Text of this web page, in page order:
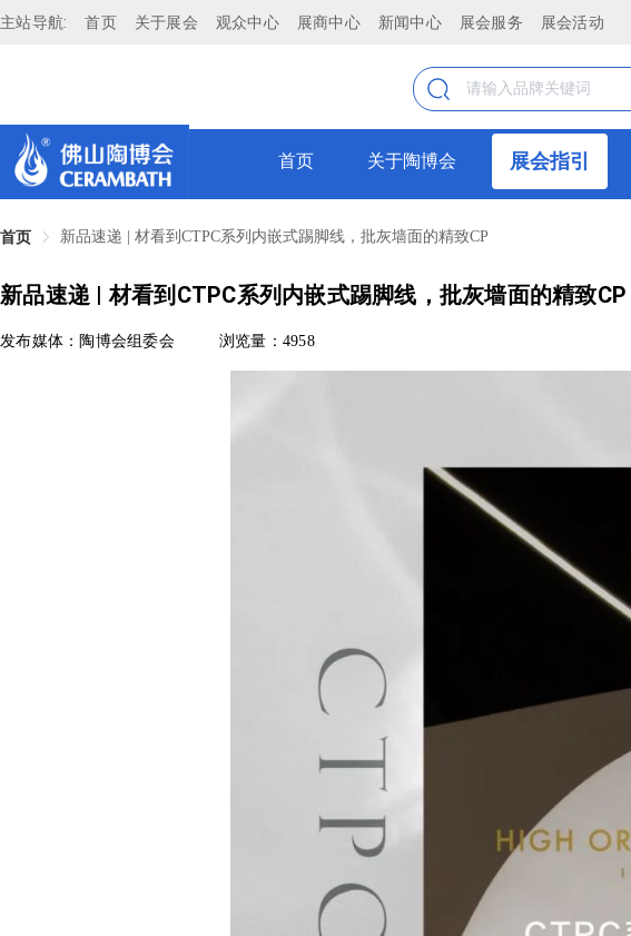
主站导航: 首页 关于展会 观众中心 展商中心 新闻中心 展会服务 展会活动
首页 关于陶博会 展会指引
首页 新品速递 | 材看到CTPC系列内嵌式踢脚线，批灰墙面的精致CP
新品速递 | 材看到CTPC系列内嵌式踢脚线，批灰墙面的精致CP
发布媒体：陶博会组委会 浏览量：4958